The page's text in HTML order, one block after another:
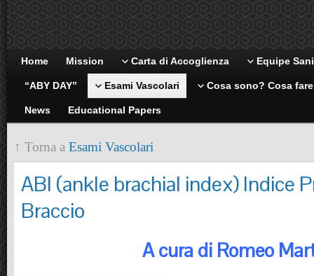
Home Mission Carta di Accoglienza Equipe
“ABY DAY” Esami Vascolari Cosa sono? Cosa
News Educational Papers
↑ Torna a Esami Vascolari
ABI (ankle brachial index) Indice
Braccio
A cura di Romeo